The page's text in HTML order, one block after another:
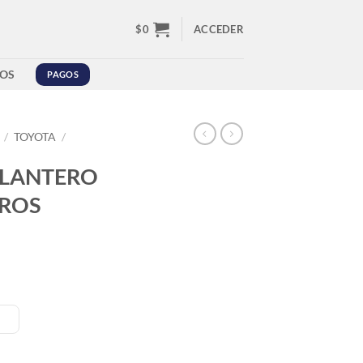
$0 ACCEDER
PAGOS
/ TOYOTA /